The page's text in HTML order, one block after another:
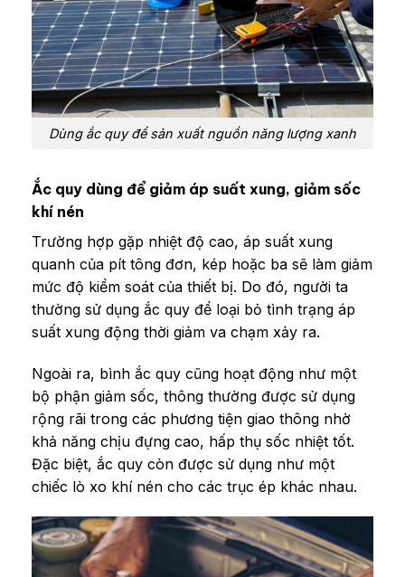
Dùng ắc quy để sản xuất nguồn năng lượng xanh
Ắc quy dùng để giảm áp suất xung, giảm sốc
khí nén
Trường hợp gặp nhiệt độ cao, áp suất xung
quanh của pít tông đơn, kép hoặc ba sẽ làm giảm
mức độ kiểm soát của thiết bị. Do đó, người ta
thường sử dụng ắc quy để loại bỏ tình trạng áp
suất xung động thời giảm va chạm xảy ra.
Ngoài ra, bình ắc quy cũng hoạt động như một
bộ phận giảm sốc, thông thường được sử dụng
rộng rãi trong các phương tiện giao thông nhờ
khả năng chịu đựng cao, hấp thụ sốc nhiệt tốt.
Đặc biệt, ắc quy còn được sử dụng như một
chiếc lò xo khí nén cho các trục ép khác nhau.